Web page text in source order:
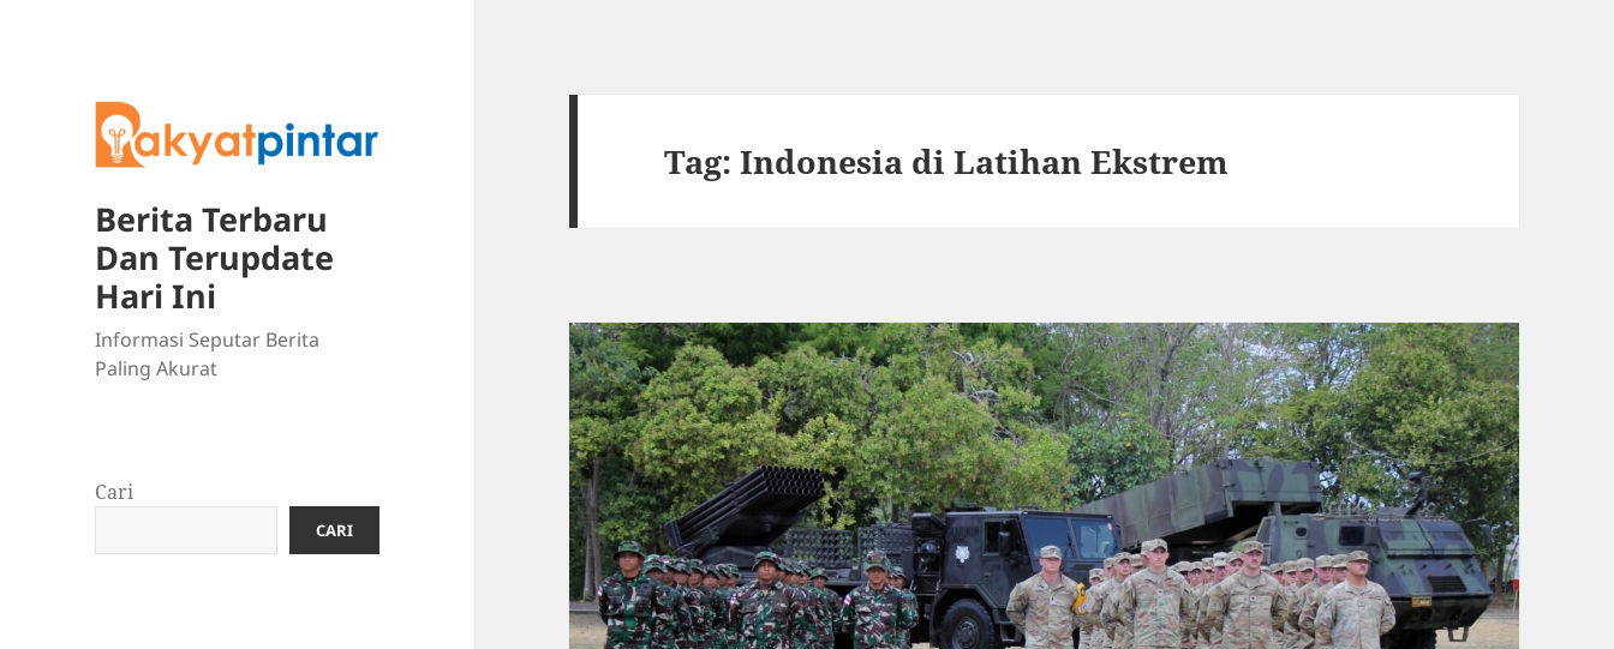
Berita Terbaru
Dan Terupdate
Hari Ini
Informasi Seputar Berita
Paling Akurat
Cari
CARI
Tag:Indonesia di Latihan Ekstrem